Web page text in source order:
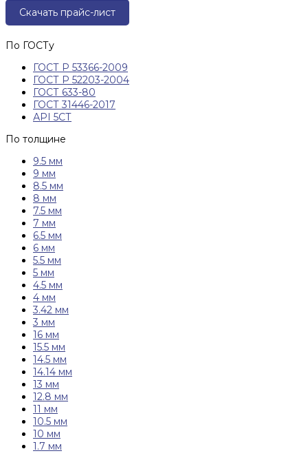
Скачать прайс-лист
По ГОСТу
ГОСТ Р 53366-2009
ГОСТ Р 52203-2004
ГОСТ 633-80
ГОСТ 31446-2017
АРI 5СТ
По толщине
9.5 мм
9 мм
8.5 мм
8 мм
7.5 мм
7 мм
6.5 мм
6 мм
5.5 мм
5 мм
4.5 мм
4 мм
3.42 мм
3 мм
16 мм
15.5 мм
14.5 мм
14.14 мм
13 мм
12.8 мм
11 мм
10.5 мм
10 мм
1.7 мм